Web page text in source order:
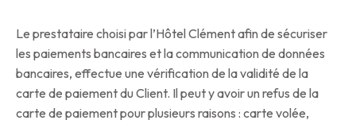
Le prestataire choisi par l’Hôtel Clément afin de sécuriser
les paiements bancaires et la communication de données
bancaires, effectue une vérification de la validité de la
carte de paiement du Client. Il peut y avoir un refus de la
carte de paiement pour plusieurs raisons : carte volée,